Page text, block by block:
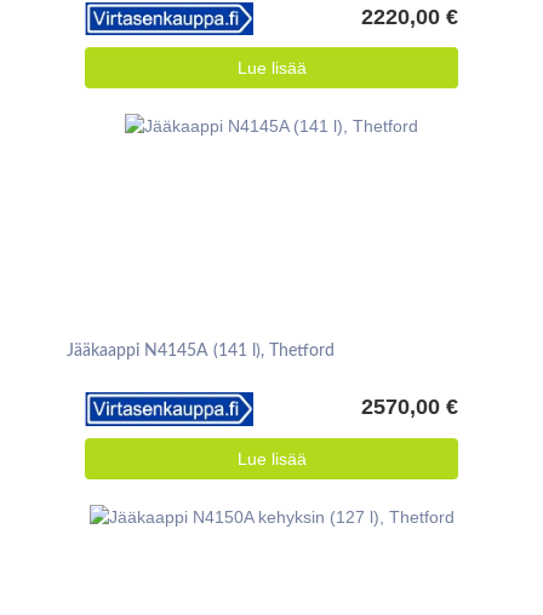
2220,00 €
Lue lisää
Jääkaappi N4145A (141 l), Thetford
2570,00 €
Lue lisää